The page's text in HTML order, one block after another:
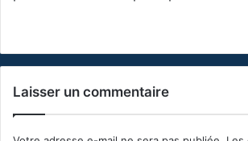
Laisser un commentaire